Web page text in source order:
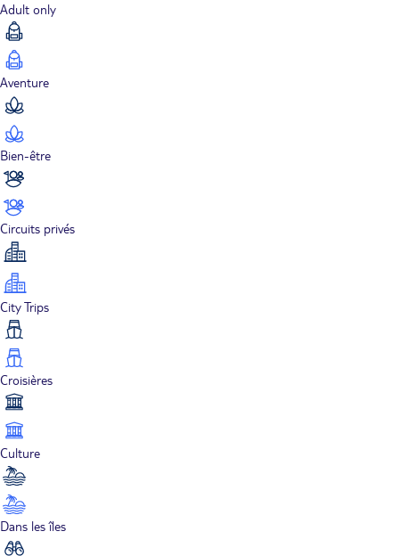
Adult only
Aventure
Bien-être
Circuits privés
City Trips
Croisières
Culture
Dans les îles